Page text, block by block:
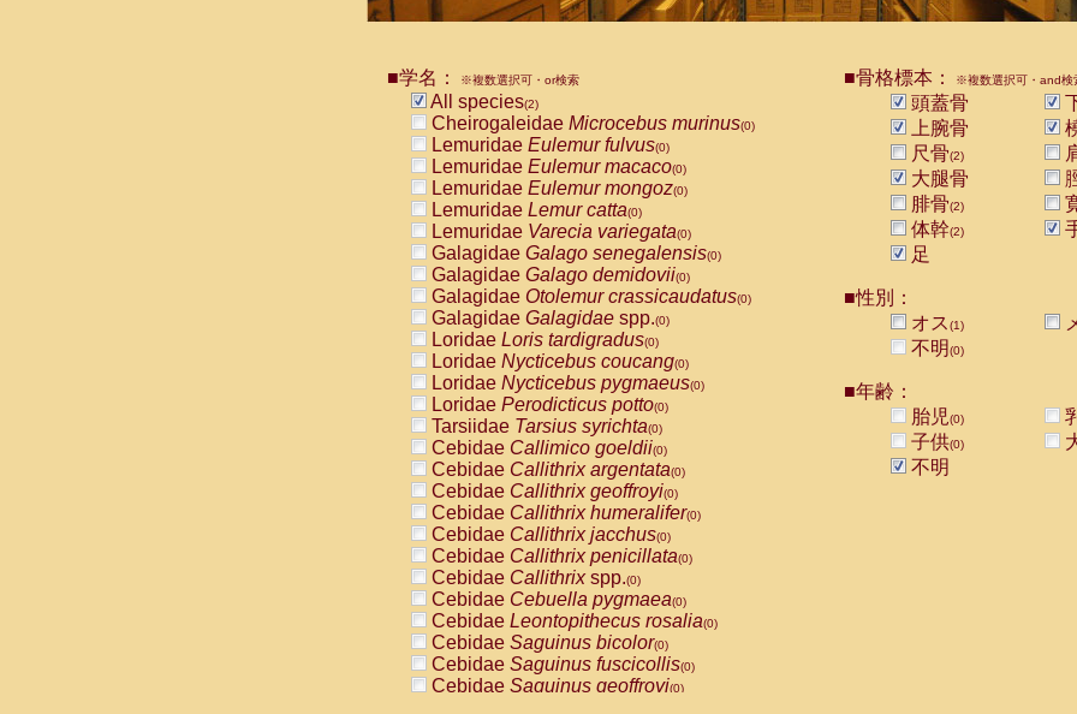
■学名： ※複数選択可・or検索
All species(2)
Cheirogaleidae Microcebus murinus(0)
Lemuridae Eulemur fulvus(0)
Lemuridae Eulemur macaco(0)
Lemuridae Eulemur mongoz(0)
Lemuridae Lemur catta(0)
Lemuridae Varecia variegata(0)
Galagidae Galago senegalensis(0)
Galagidae Galago demidovii(0)
Galagidae Otolemur crassicaudatus(0)
Galagidae Galagidae spp.(0)
Loridae Loris tardigradus(0)
Loridae Nycticebus coucang(0)
Loridae Nycticebus pygmaeus(0)
Loridae Perodicticus potto(0)
Tarsiidae Tarsius syrichta(0)
Cebidae Callimico goeldii(0)
Cebidae Callithrix argentata(0)
Cebidae Callithrix geoffroyi(0)
Cebidae Callithrix humeralifer(0)
Cebidae Callithrix jacchus(0)
Cebidae Callithrix penicillata(0)
Cebidae Callithrixspp.(0)
Cebidae Cebuella pygmaea(0)
Cebidae Leontopithecus rosalia(0)
Cebidae Saguinus bicolor(0)
Cebidae Saguinus fuscicollis(0)
Cebidae Saguinus geoffroyi(0)
■骨格標本： ※複数選択可・and検
頭蓋骨
上腕骨
尺骨(2)
大腿骨
腓骨(2)
体幹(2)
足
■性別：
オス(1)
不明(0)
■年齢：
胎児(0)
子供(0)
不明